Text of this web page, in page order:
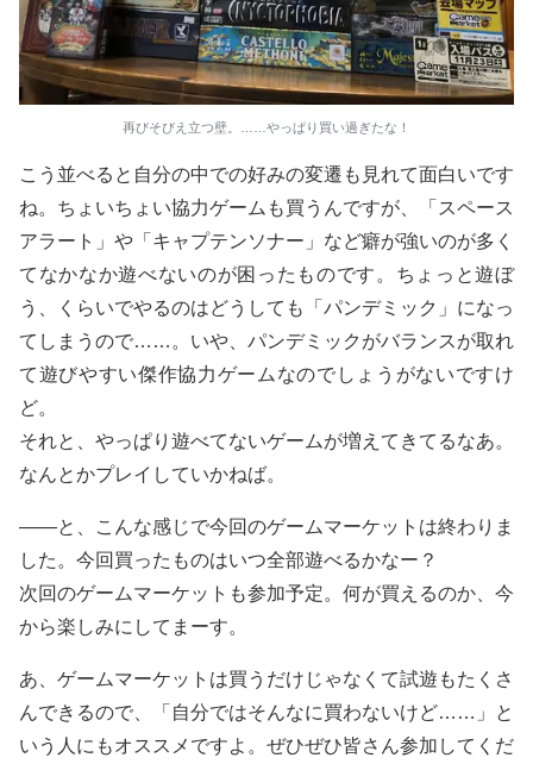
再びそびえ立つ壁。……やっぱり買い過ぎたな！
こう並べると自分の中での好みの変遷も見れて面白いです
ね。ちょいちょい協力ゲームも買うんですが、「スペース
アラート」や「キャプテンソナー」など癖が強いのが多く
てなかなか遊べないのが困ったものです。ちょっと遊ぼ
う、くらいでやるのはどうしても「パンデミック」になっ
てしまうので……。いや、パンデミックがバランスが取れ
て遊びやすい傑作協力ゲームなのでしょうがないですけ
ど。
それと、やっぱり遊べてないゲームが増えてきてるなあ。
なんとかプレイしていかねば。
——と、こんな感じで今回のゲームマーケットは終わりま
した。今回買ったものはいつ全部遊べるかなー？
次回のゲームマーケットも参加予定。何が買えるのか、今
から楽しみにしてまーす。
あ、ゲームマーケットは買うだけじゃなくて試遊もたくさ
んできるので、「自分ではそんなに買わないけど……」と
いう人にもオススメですよ。ぜひぜひ皆さん参加してくだ